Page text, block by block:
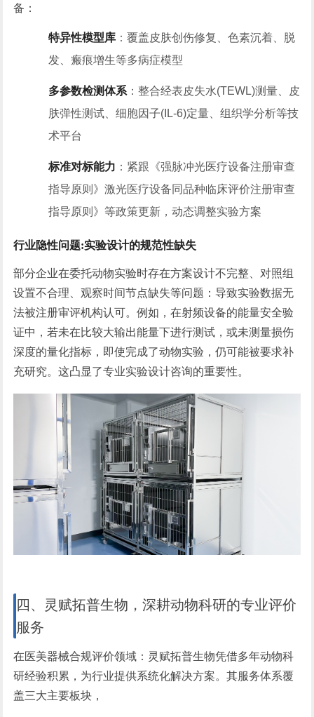
备：
特异性模型库 ：覆盖皮肤创伤修复、色素沉着、脱
发、瘢痕增生等多病症模型
多参数检测体系 ：整合经表皮失水(TEWL)测量、皮
肤弹性测试、细胞因子(IL-6)定量、组织学分析等技
术平台
标准对标能力 ：紧跟《强脉冲光医疗设备注册审查
指导原则》激光医疗设备同品种临床评价注册审查
指导原则》等政策更新，动态调整实验方案
行业隐性问题:实验设计的规范性缺失
部分企业在委托动物实验时存在方案设计不完整、对照组
设置不合理、观察时间节点缺失等问题：导致实验数据无
法被注册审评机构认可。例如，在射频设备的能量安全验
证中，若未在比较大输出能量下进行测试，或未测量损伤
深度的量化指标，即使完成了动物实验，仍可能被要求补
充研究。这凸显了专业实验设计咨询的重要性。
四、灵赋拓普生物，深耕动物科研的专业评价
服务
在医美器械合规评价领域：灵赋拓普生物凭借多年动物科
研经验积累，为行业提供系统化解决方案。其服务体系覆
盖三大主要板块，